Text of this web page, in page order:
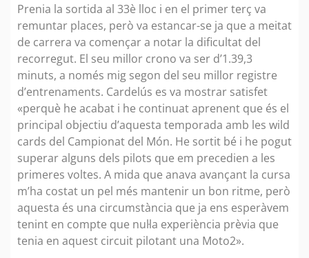
Prenia la sortida al 33è lloc i en el primer terç va
remuntar places, però va estancar-se ja que a meitat
de carrera va començar a notar la dificultat del
recorregut. El seu millor crono va ser d’1.39,3
minuts, a només mig segon del seu millor registre
d’entrenaments. Cardelús es va mostrar satisfet
«perquè he acabat i he continuat aprenent que és el
principal objectiu d’aquesta temporada amb les wild
cards del Campionat del Món. He sortit bé i he pogut
superar alguns dels pilots que em precedien a les
primeres voltes. A mida que anava avançant la cursa
m’ha costat un pel més mantenir un bon ritme, però
aquesta és una circumstància que ja ens esperàvem
tenint en compte que nul·la experiència prèvia que
tenia en aquest circuit pilotant una Moto2».